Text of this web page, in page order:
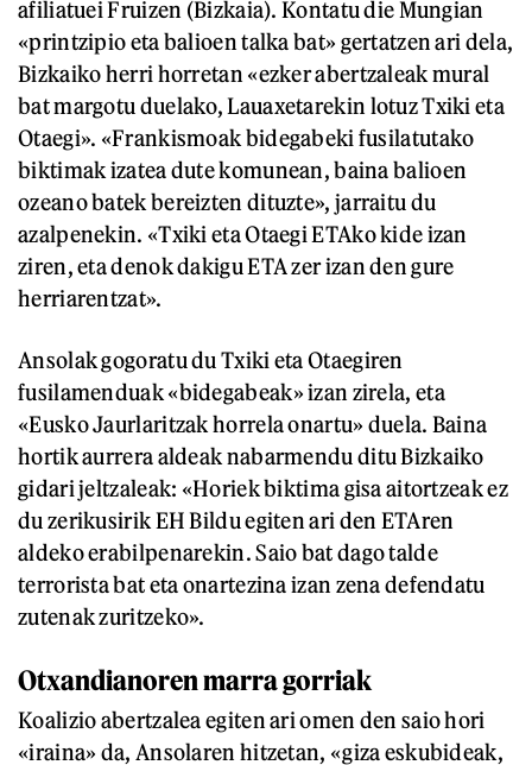
afiliatuei Fruizen (Bizkaia). Kontatu die Mungian
«printzipio eta balioen talka bat» gertatzen ari dela,
Bizkaiko herri horretan «ezker abertzaleak mural
bat margotu duelako, Lauaxetarekin lotuz Txiki eta
Otaegi». «Frankismoak bidegabeki fusilatutako
biktimak izatea dute komunean, baina balioen
ozeano batek bereizten dituzte», jarraitu du
azalpenekin. «Txiki eta Otaegi ETAko kide izan
ziren, eta denok dakigu ETA zer izan den gure
herriarentzat».
Ansolak gogoratu du Txiki eta Otaegiren
fusilamenduak «bidegabeak» izan zirela, eta
«Eusko Jaurlaritzak horrela onartu» duela. Baina
hortik aurrera aldeak nabarmendu ditu Bizkaiko
gidari jeltzaleak: «Horiek biktima gisa aitortzeak ez
du zerikusirik EH Bildu egiten ari den ETAren
aldeko erabilpenarekin. Saio bat dago talde
terrorista bat eta onartezina izan zena defendatu
zutenak zuritzeko».
Otxandianoren marra gorriak
Koalizio abertzalea egiten ari omen den saio hori
«iraina» da, Ansolaren hitzetan, «giza eskubideak,